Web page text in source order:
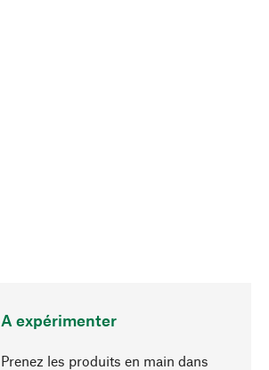
A expérimenter
Prenez les produits en main dans